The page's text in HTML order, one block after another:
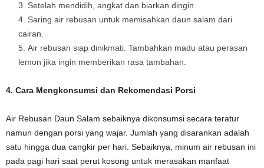
Setelah mendidih, angkat dan biarkan dingin.
Saring air rebusan untuk memisahkan daun salam dari
cairan.
Air rebusan siap dinikmati. Tambahkan madu atau perasan
lemon jika ingin memberikan rasa tambahan.
4. Cara Mengkonsumsi dan Rekomendasi Porsi
Air Rebusan Daun Salam sebaiknya dikonsumsi secara teratur
namun dengan porsi yang wajar. Jumlah yang disarankan adalah
satu hingga dua cangkir per hari. Sebaiknya, minum air rebusan ini
pada pagi hari saat perut kosong untuk merasakan manfaat